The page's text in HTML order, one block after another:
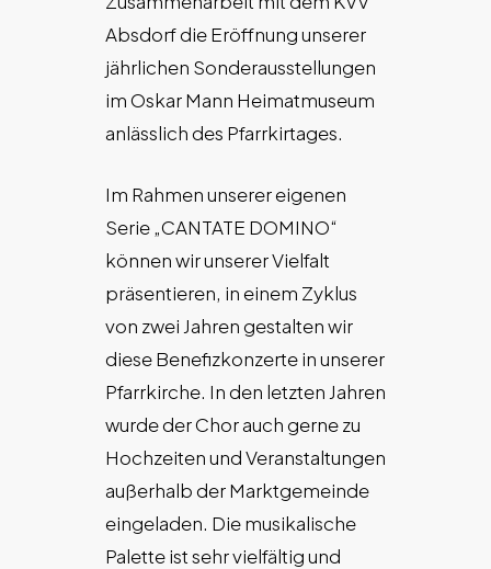
Absdorf die Eröffnung unserer
jährlichen Sonderausstellungen
im Oskar Mann Heimatmuseum
anlässlich des Pfarrkirtages.
Im Rahmen unserer eigenen
Serie „CANTATE DOMINO“
können wir unserer Vielfalt
präsentieren, in einem Zyklus
von zwei Jahren gestalten wir
diese Benefizkonzerte in unserer
Pfarrkirche. In den letzten Jahren
wurde der Chor auch gerne zu
Hochzeiten und Veranstaltungen
außerhalb der Marktgemeinde
eingeladen. Die musikalische
Palette ist sehr vielfältig und